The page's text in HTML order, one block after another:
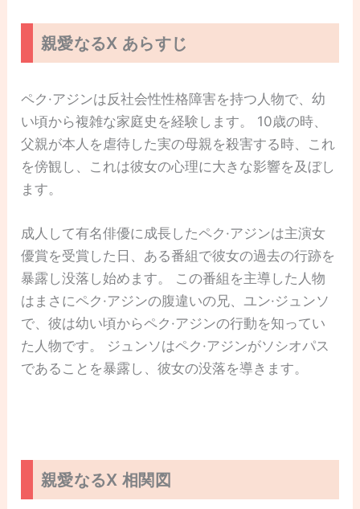
親愛なるX あらすじ
ペク·アジンは反社会性性格障害を持つ人物で、幼
い頃から複雑な家庭史を経験します。 10歳の時、
父親が本人を虐待した実の母親を殺害する時、これ
を傍観し、これは彼女の心理に大きな影響を及ぼし
ます。
成人して有名俳優に成長したペク·アジンは主演女
優賞を受賞した日、ある番組で彼女の過去の行跡を
暴露し没落し始めます。 この番組を主導した人物
はまさにペク·アジンの腹違いの兄、ユン·ジュンソ
で、彼は幼い頃からペク·アジンの行動を知ってい
た人物です。 ジュンソはペク·アジンがソシオパス
であることを暴露し、彼女の没落を導きます。
親愛なるX 相関図